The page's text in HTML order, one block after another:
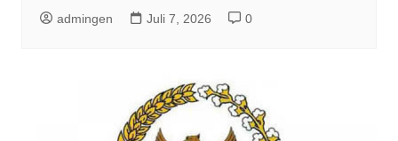
admingen Juli 7, 2026 0